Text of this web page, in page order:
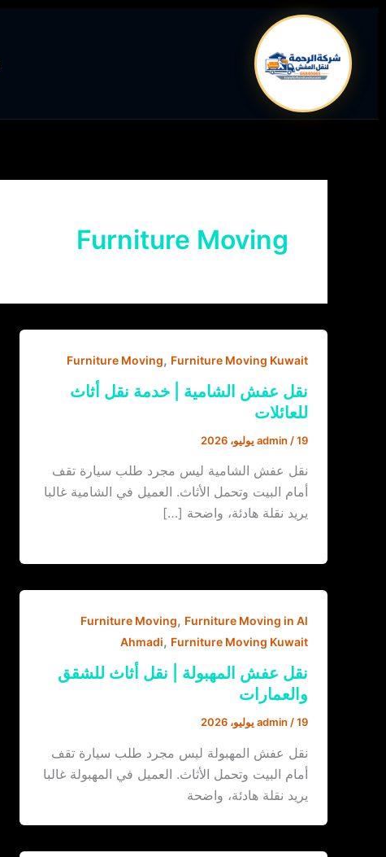
المحتوى
Furniture Moving
Furniture Moving, Furniture Moving Kuwait
نقل عفش الشامية | خدمة نقل أثاث
للعائلات
admin /19 يوليو، 2026
نقل عفش الشامية ليس مجرد طلب سيارة تقف
أمام البيت وتحمل الأثاث. العميل في الشامية غالبا
يريد نقلة هادئة، واضحة […]
Furniture Moving, Furniture Moving in Al
Ahmadi, Furniture Moving Kuwait
نقل عفش المهبولة | نقل أثاث للشقق
والعمارات
admin /19 يوليو، 2026
نقل عفش المهبولة ليس مجرد طلب سيارة تقف
أمام البيت وتحمل الأثاث. العميل في المهبولة غالبا
يريد نقلة هادئة، واضحة